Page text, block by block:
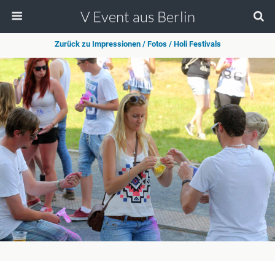
V Event aus Berlin
Zurück zu Impressionen / Fotos / Holi Festivals